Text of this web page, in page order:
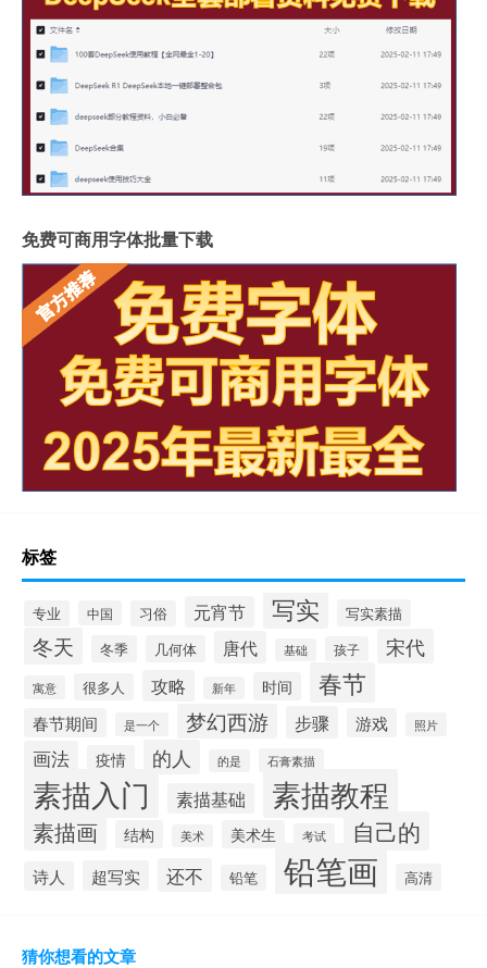
免费可商用字体批量下载
标签
专业 中国 习俗 元宵节 写实 写实素描
冬天 冬季 几何体 唐代 基础 孩子 宋代
寓意 很多人 攻略 新年 时间 春节
春节期间 是一个 梦幻西游 步骤 游戏 照片
画法 疫情 的人 的是 石膏素描
素描入门 素描基础 素描教程
素描画 结构 美术 美术生 考试 自己的
诗人 超写实 还不 铅笔 铅笔画 高清
猜你想看的文章